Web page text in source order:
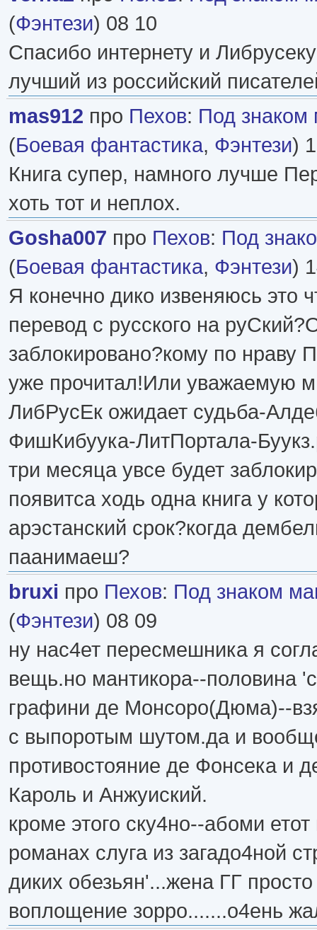
(Фэнтези) 08 10
Спасибо интернету и
лучший из российский
mas912 про Пехов: Под знаком
(Боевая фантастика, Фэнтези)
Книга супер, намного лучше
хоть тот и неплох.
Gosha007 про Пехов: Под
(Боевая фантастика, Фэнтези)
Я конечно дико извеняюсь это
перевод с русского на
заблокировано?кому по нраву
уже прочитал!Или уважаемую
ЛибРусЕк ожидает судьба-
ФишКибуука-ЛитПортала-
три месяца увсе будет
появитса ходь одна книга у
арэстанский срок?когда
паанимаеш?
bruxi про Пехов: Под знаком
(Фэнтези) 08 09
ну нас4ет пересмешника я
вещь.но мантикора--половина
графини де Монсоро(Дюма)--
с выпоротым шутом.да и
противостояние де Фонсека и
Кароль и Анжуиский.
кроме этого ску4но--абоми
романах слуга из загадо4ной
диких обезьян'...жена ГГ
воплощение зорро.......о4ень